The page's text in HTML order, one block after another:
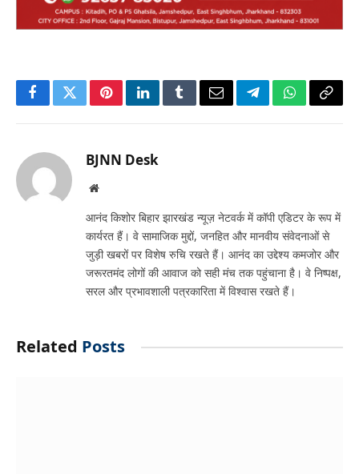
FacebookTwitterPinterestLinkedInTumblrEmailTelegramWhatsApp
Copy
BJNN Desk
Website
आनंद किशोर बिहार झारखंड न्यूज़ नेटवर्क में कॉपी एडिटर के रूप में
कार्यरत हैं। वे सामाजिक मुद्दों, जनहित और मानवीय संवेदनाओं से
जुड़ी खबरों पर विशेष रुचि रखते हैं। आनंद का उद्देश्य कमजोर और
जरूरतमंद लोगों की आवाज को सही मंच तक पहुंचाना है। वे निष्पक्ष,
सरल और प्रभावशाली पत्रकारिता में विश्वास रखते हैं।
Related Posts